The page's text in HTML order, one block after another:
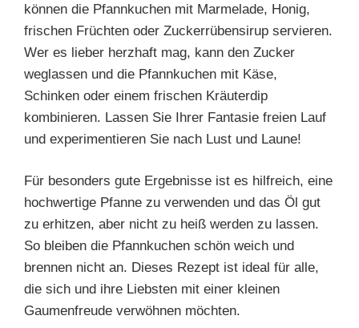
können die Pfannkuchen mit Marmelade, Honig,
frischen Früchten oder Zuckerrübensirup servieren.
Wer es lieber herzhaft mag, kann den Zucker
weglassen und die Pfannkuchen mit Käse,
Schinken oder einem frischen Kräuterdip
kombinieren. Lassen Sie Ihrer Fantasie freien Lauf
und experimentieren Sie nach Lust und Laune!
Für besonders gute Ergebnisse ist es hilfreich, eine
hochwertige Pfanne zu verwenden und das Öl gut
zu erhitzen, aber nicht zu heiß werden zu lassen.
So bleiben die Pfannkuchen schön weich und
brennen nicht an. Dieses Rezept ist ideal für alle,
die sich und ihre Liebsten mit einer kleinen
Gaumenfreude verwöhnen möchten.